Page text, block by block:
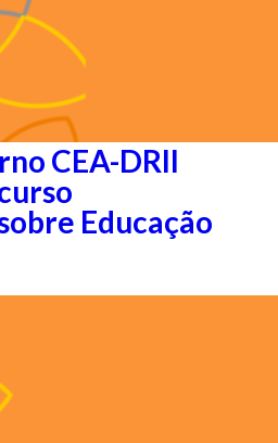
CEA-DRII
Educação